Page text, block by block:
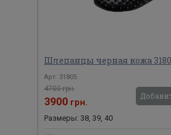
Шлепанцы черная кожа
Арт: 31805
4700 грн.
3900 грн.
Размеры: 38, 39, 40